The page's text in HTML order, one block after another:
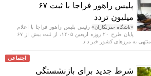
پلیس راهور فراجا با ثبت ۶۷
میلیون تردد
«باشگاه خبرنگاران» رئیس پلیس راهور فراجا با اعلام
پایان طرح ۲۰ روزه اربعین ۱۴۰۵، از ثبت بیش از ۶۷
به مرز‌های کشور خبر داد.
اجتماعی
شرط جدید برای بازنشستگی